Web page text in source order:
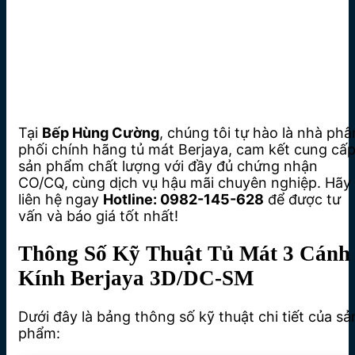
Tại Bếp Hùng Cường, chúng tôi tự hào là nhà
phối chính hãng tủ mát Berjaya, cam kết cung cấp
sản phẩm chất lượng với đầy đủ chứng nhận
CO/CQ, cùng dịch vụ hậu mãi chuyên nghiệp. Hãy
liên hệ ngay Hotline: 0982-145-628 để được tư
vấn và báo giá tốt nhất!
Thông Số Kỹ Thuật Tủ Mát 3 Cánh
Kính Berjaya 3D/DC-SM
Dưới đây là bảng thông số kỹ thuật chi tiết của
phẩm: